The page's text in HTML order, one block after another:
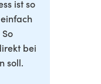
ist so
bei
soll.